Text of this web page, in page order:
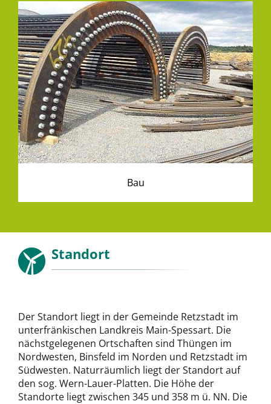
Bau
Standort
Der Standort liegt in der Gemeinde Retzstadt im
unterfränkischen Landkreis Main-Spessart. Die
nächstgelegenen Ortschaften sind Thüngen im
Nordwesten, Binsfeld im Norden und Retzstadt im
Südwesten. Naturräumlich liegt der Standort auf
den sog. Wern-Lauer-Platten. Die Höhe der
Standorte liegt zwischen 345 und 358 m ü. NN. Die